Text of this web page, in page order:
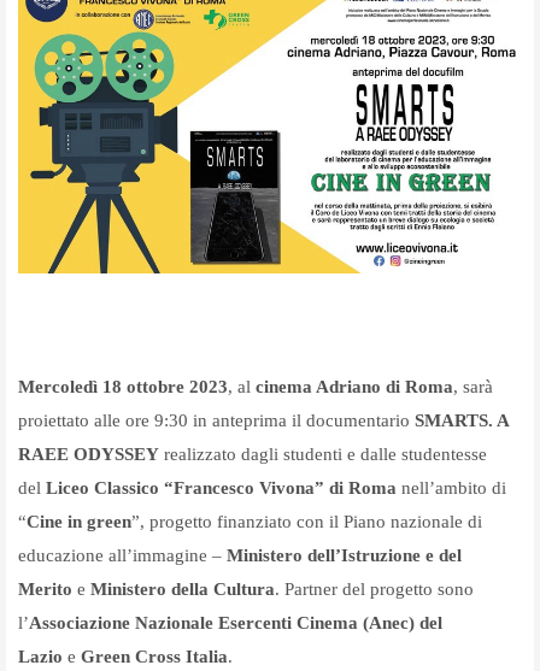
Mercoledì 18 ottobre 2023, al cinema Adriano di Roma, sarà
proiettato alle ore 9:30 in anteprima il documentario SMARTS. A
RAEE ODYSSEY realizzato dagli studenti e dalle studentesse
del Liceo Classico “Francesco Vivona” di Roma nell’ambito di
“Cine in green”, progetto finanziato con il Piano nazionale di
educazione all’immagine – Ministero dell’Istruzione e del
Merito e Ministero della Cultura. Partner del progetto sono
l’Associazione Nazionale Esercenti Cinema (Anec) del
Lazio e Green Cross Italia.